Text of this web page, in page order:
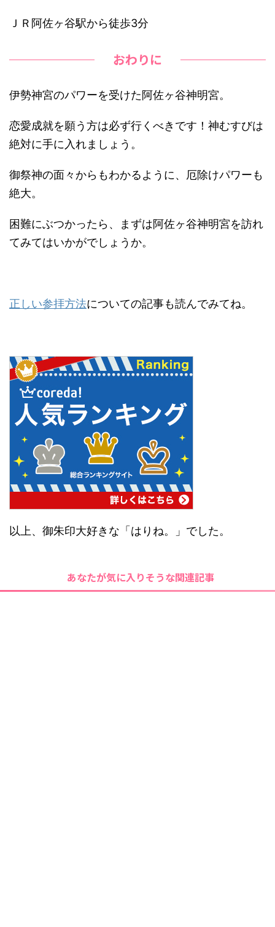
ＪＲ阿佐ヶ谷駅から徒歩3分
おわりに
伊勢神宮のパワーを受けた阿佐ヶ谷神明宮。
恋愛成就を願う方は必ず行くべきです！神むすびは
絶対に手に入れましょう。
御祭神の面々からもわかるように、厄除けパワーも
絶大。
困難にぶつかったら、まずは阿佐ヶ谷神明宮を訪れ
てみてはいかがでしょうか。
正しい参拝方法についての記事も読んでみてね。
以上、御朱印大好きな「はりね。」でした。
あなたが気に入りそうな関連記事